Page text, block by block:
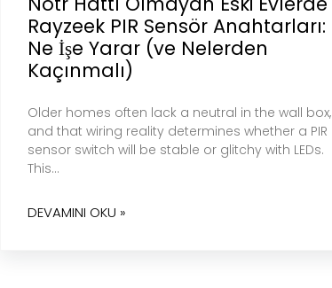
Rayzeek PIR Sensör Anahtarları:
Ne İşe Yarar (ve Nelerden
Kaçınmalı)
Older homes often lack a neutral in the wall box,
and that wiring reality determines whether a PIR
sensor switch will be stable or glitchy with LEDs.
This…
DEVAMINI OKU »